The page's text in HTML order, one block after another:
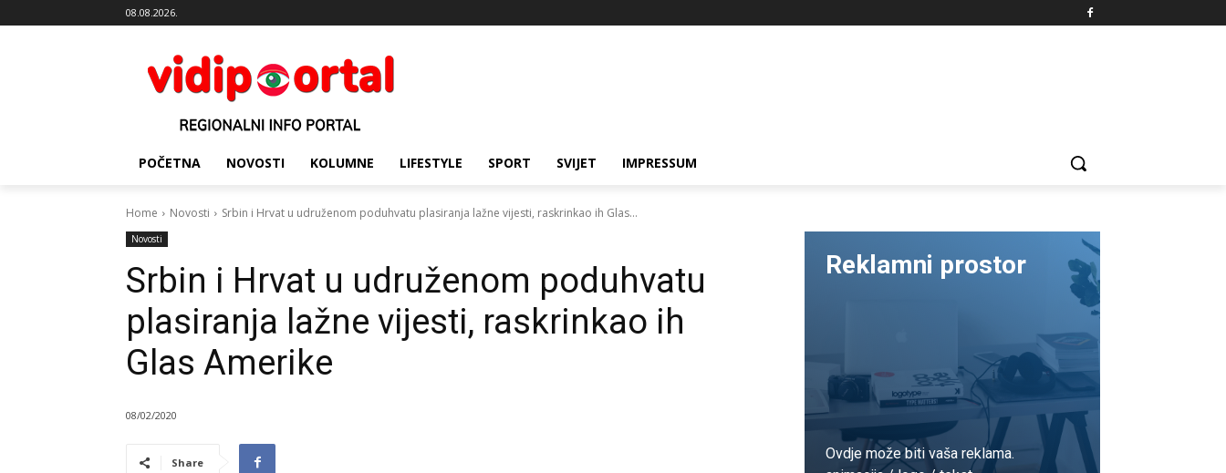
08.08.2026.
POČETNA NOVOSTI KOLUMNE LIFESTYLE SPORT SVIJET IMPRESSUM
Home Novosti Srbin i Hrvat u udruženom poduhvatu plasiranja lažne vijesti, raskrinkao ih Glas...
Novosti
Srbin i Hrvat u udruženom poduhvatu
plasiranja lažne vijesti, raskrinkao ih
Glas Amerike
08/02/2020
Share
Reklamni prostor
Ovdje može biti vaša reklama.